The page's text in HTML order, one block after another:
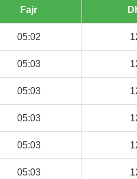
Fajr
05:02
05:03
05:03
05:03
05:03
05:03